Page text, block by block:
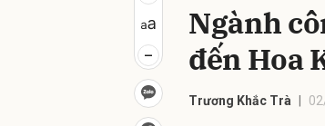
Ngành
đến Hoa
Trương Khắc Trà